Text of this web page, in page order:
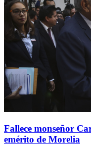
Fallece monseñor
emérito de Morelia